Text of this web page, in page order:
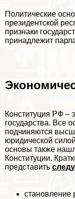
Политические
президентской
признаки
принадлежит
Конституция РФ –
государства. Все
подчиняются
юридической
основы также
Конституции.
представить